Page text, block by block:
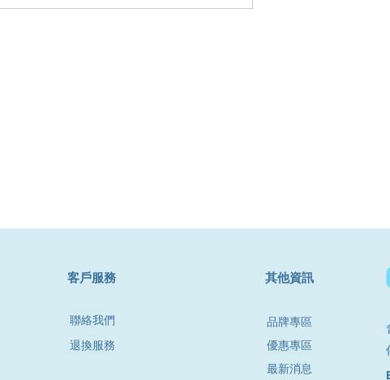
​客戶服務
聯絡我們
退換服務
其他資訊
品牌專區
優惠專區
最新消息